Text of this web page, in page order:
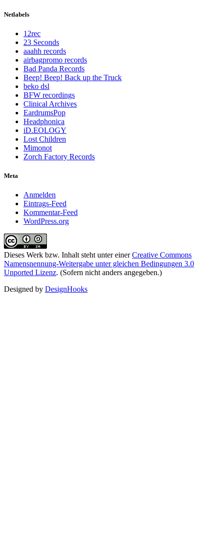
Netlabels
12rec
23 Seconds
aaahh records
airbagpromo records
Bad Panda Records
Beep! Beep! Back up the Truck
beko dsl
BFW recordings
Clinical Archives
EardrumsPop
Headphonica
iD.EOLOGY
Lost Children
Mimonot
Zorch Factory Records
Meta
Anmelden
Eintrags-Feed
Kommentar-Feed
WordPress.org
Dieses Werk bzw. Inhalt steht unter einerCreative Commons
Namensnennung-Weitergabe unter gleichen Bedingungen 3.0
Unported Lizenz. (Sofern nicht anders angegeben.)
Designed by DesignHooks